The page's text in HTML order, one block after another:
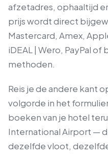
afzetadres, ophaaltijd
prijs wordt direct
Mastercard, Amex,
iDEAL | Wero, PayPal
methoden.
Reis je de andere kant
volgorde in het
boeken van je hotel
International Airport —
dezelfde vloot,